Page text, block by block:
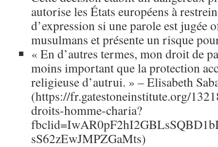
autorise les États européens à
d’expression si une parole est jugée
musulmans et présente un risque
« En d’autres termes, mon droit de
moins important que la protection
religieuse d’autrui. » – Elisabeth
(https://fr.gatestoneinstitute.org/
droits-homme-charia?
sS62zEwJMPZGaMts)